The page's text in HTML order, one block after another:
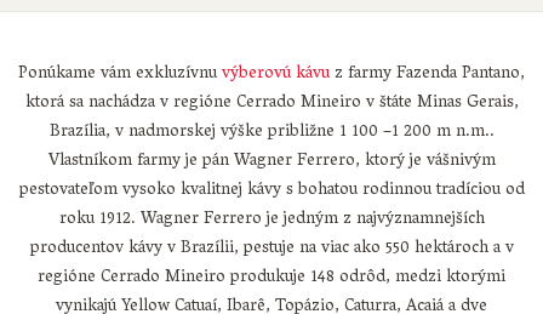
Ponúkame vám exkluzívnuvýberovú kávuz farmy Fazenda Pantano,
ktorá sa nachádza v regióne Cerrado Mineiro v štáte Minas Gerais,
Brazília, v nadmorskej výške približne 1 100 –1 200 m n.m..
Vlastníkom farmy je pán Wagner Ferrero, ktorý je vášnivým
pestovateľom vysoko kvalitnej kávy s bohatou rodinnou tradíciou od
roku 1912. Wagner Ferrero je jedným z najvýznamnejších
producentov kávy v Brazílii, pestuje na viac ako 550 hektároch a v
regióne Cerrado Mineiro produkuje 148 odrôd, medzi ktorými